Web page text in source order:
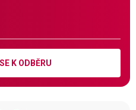
K ODBĚRU